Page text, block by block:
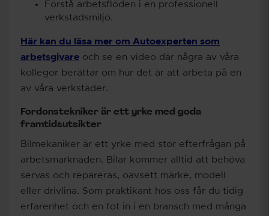
Förstå arbetsflöden i en professionell
verkstadsmiljö.
Här kan du läsa mer om Autoexperten som
arbetsgivare och se en video där några av våra
kollegor berättar om hur det är att arbeta på en
av våra verkstäder.
Fordonstekniker är ett yrke med goda
framtidsutsikter
Bilmekaniker är ett yrke med stor efterfrågan på
arbetsmarknaden. Bilar kommer alltid att behöva
servas och repareras, oavsett märke, modell
eller drivlina. Som praktikant hos oss får du tidig
erfarenhet och en fot in i en bransch med många